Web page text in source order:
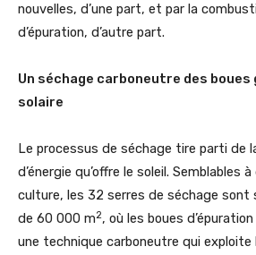
nouvelles, d’une part, et par la
d’épuration, d’autre part.
Un séchage carboneutre des boues
solaire
Le processus de séchage tire parti de
d’énergie qu’offre le soleil. Semblables
culture, les 32 serres de séchage sont
de 60 000 m2, où les boues
une technique carboneutre qui exploite